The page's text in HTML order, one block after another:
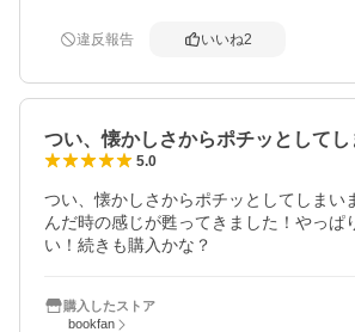
違反報告 いいね2
つい、懐かしさからポチッとして
5.0
つい、懐かしさからポチッとしてしまい
んだ時の感じが甦ってきました！やっぱ
い！続きも購入かな？
購入したストア
bookfan